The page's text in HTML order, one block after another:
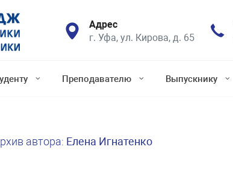
Адрес
г. Уфа, ул. Кирова, д. 65
Преподавателю Выпускнику
автора: Елена Игнатенко